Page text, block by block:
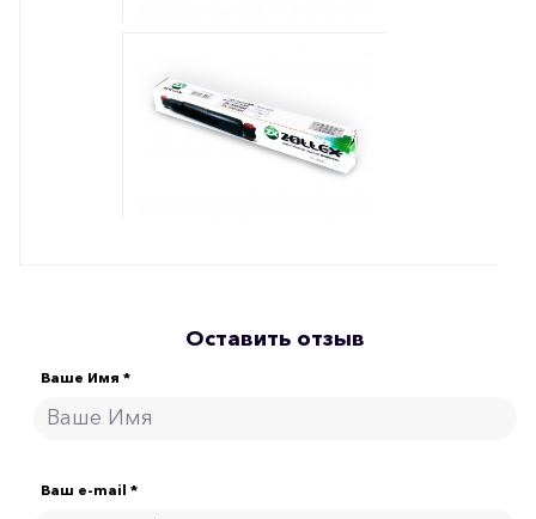
Оставить отзыв
Ваше Имя *
Ваш e-mail *